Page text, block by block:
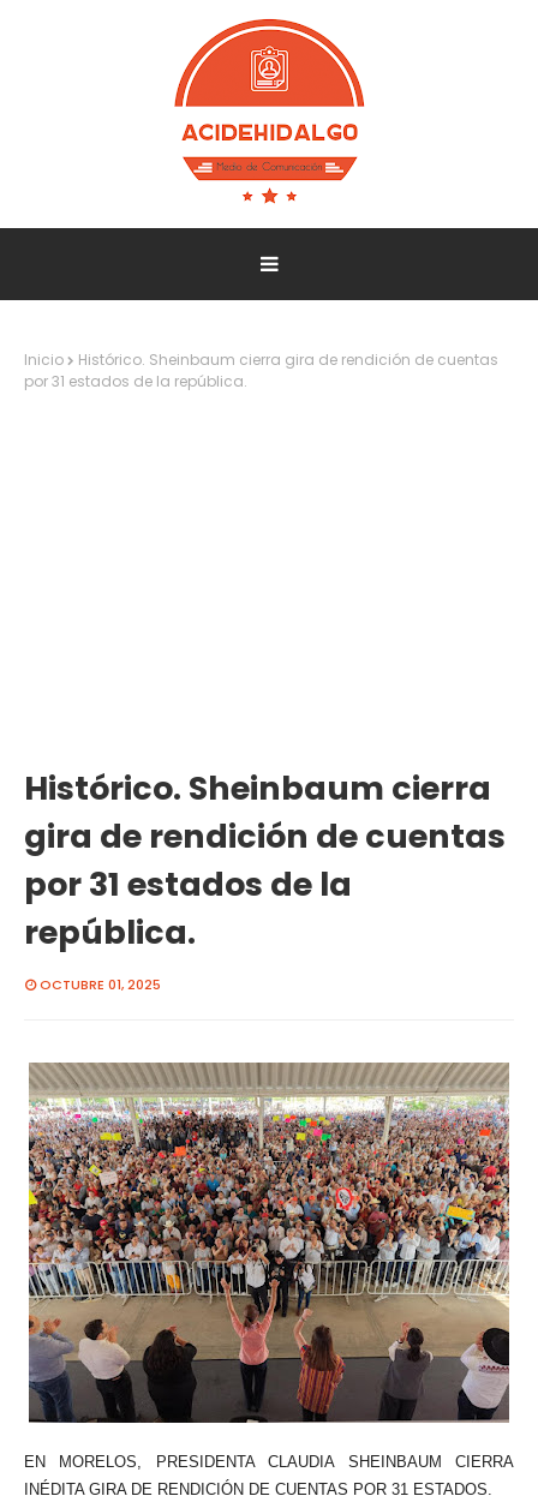
Inicio
Histórico. Sheinbaum cierra gira de rendición de cuentas
por 31 estados de la república.
Histórico. Sheinbaum cierra
gira de rendición de cuentas
por 31 estados de la
república.
OCTUBRE 01, 2025
EN MORELOS, PRESIDENTA CLAUDIA SHEINBAUM CIERRA
INÉDITA GIRA DE RENDICIÓN DE CUENTAS POR 31 ESTADOS.